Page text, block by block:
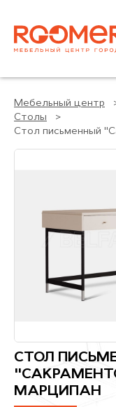
Мебельный центр
Столы
Стол письменный
СТОЛ
МАРЦИПАН